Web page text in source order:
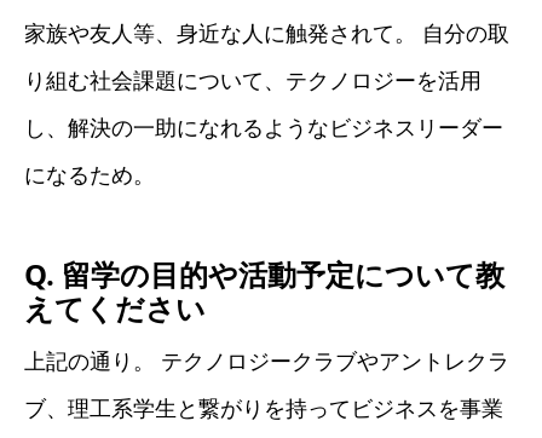
家族や友人等、身近な人に触発されて。 自分の取
り組む社会課題について、テクノロジーを活用
し、解決の一助になれるようなビジネスリーダー
になるため。
Q. 留学の目的や活動予定について教
えてください
上記の通り。 テクノロジークラブやアントレクラ
ブ、理工系学生と繋がりを持ってビジネスを事業